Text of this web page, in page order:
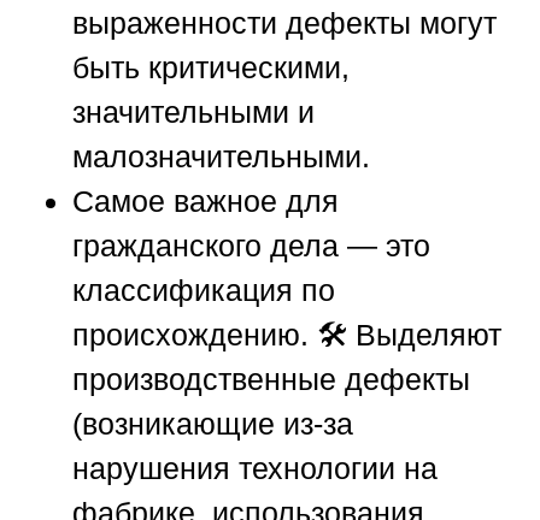
выраженности дефекты могут
быть критическими,
значительными и
малозначительными.
Самое важное для
гражданского дела — это
классификация по
происхождению. 🛠️ Выделяют
производственные дефекты
(возникающие из-за
нарушения технологии на
фабрике, использования